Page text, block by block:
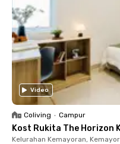
Video
Coliving • Campur
Kost Rukita The Horizon
Kelurahan Kemayoran,